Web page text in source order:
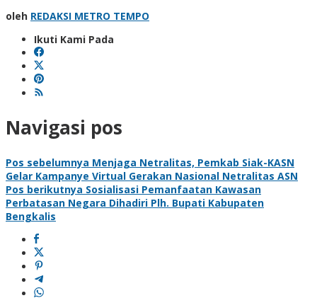
oleh REDAKSI METRO TEMPO
Ikuti Kami Pada
Navigasi pos
Pos sebelumnya Menjaga Netralitas, Pemkab Siak-KASN
Gelar Kampanye Virtual Gerakan Nasional Netralitas ASN
Pos berikutnya Sosialisasi Pemanfaatan Kawasan
Perbatasan Negara Dihadiri Plh. Bupati Kabupaten
Bengkalis